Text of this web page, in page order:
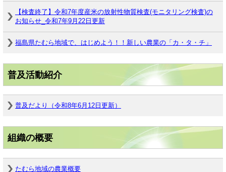
【検査終了】令和7年度産米の放射性物質検査(モニタリング検査)の
お知らせ_令和7年9月22日更新
福島県たむら地域で、はじめよう！！新しい農業の「カ・タ・チ」
普及活動紹介
普及だより（令和8年6月12日更新）
組織の概要
たむら地域の農業概要